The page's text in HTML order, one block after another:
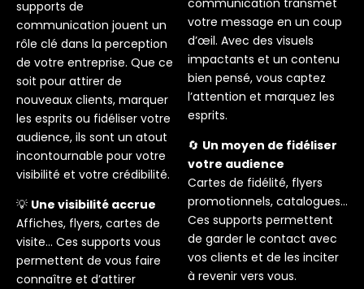
supports de
communication jouent un
rôle clé dans la perception
de votre entreprise. Que ce
soit pour attirer de
nouveaux clients, marquer
les esprits ou fidéliser votre
audience, ils sont un atout
incontournable pour votre
visibilité et votre crédibilité.
💡 Une visibilité accrue
Affiches, flyers, cartes de
visite… Ces supports vous
permettent de vous faire
connaître et d’attirer
communication transmet
votre message en un coup
d’œil. Avec des visuels
impactants et un contenu
bien pensé, vous captez
l’attention et marquez les
esprits.
🔄 Un moyen de fidéliser
votre audience
Cartes de fidélité, flyers
promotionnels, catalogues…
Ces supports permettent
de garder le contact avec
vos clients et de les inciter
à revenir vers vous.